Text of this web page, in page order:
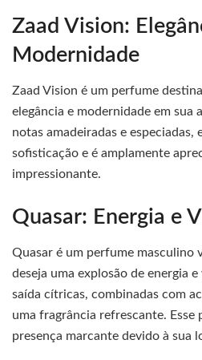
Zaad Vision:
Modernidade
Zaad Vision é um perfume
elegância e modernidade em sua
notas amadeiradas e
sofisticação e é amplamente
impressionante.
Quasar: Energia e
Quasar é um perfume masculino
deseja uma explosão de energia
saída cítricas, combinadas com
uma fragrância refrescante. Esse
presença marcante devido à sua